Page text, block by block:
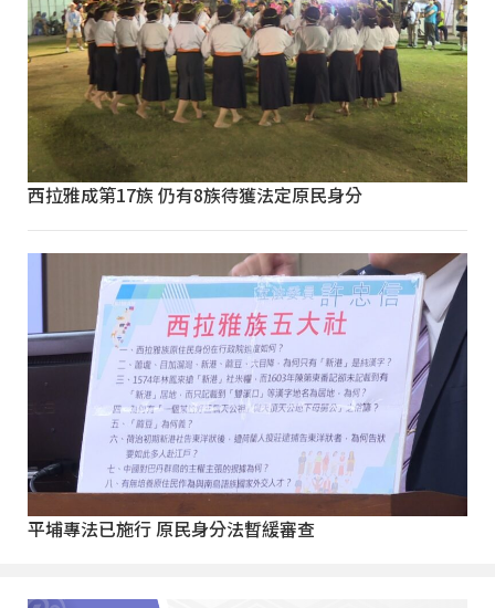
西拉雅成第17族 仍有8族待獲法定原民身分
平埔專法已施行 原民身分法暫緩審查